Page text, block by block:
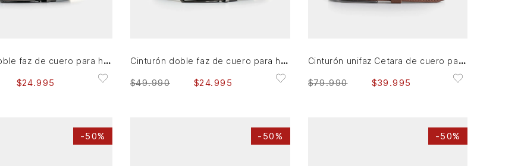
Cinturón doble faz de cuero para hombre Nila
$24.995
Cinturón doble faz de cuero para hombre Nila
$49.990 $24.995
Cinturón unifaz Cetara de cuero para hombre trenzado
$79.990 $39 .995
-50% - 50% -50%